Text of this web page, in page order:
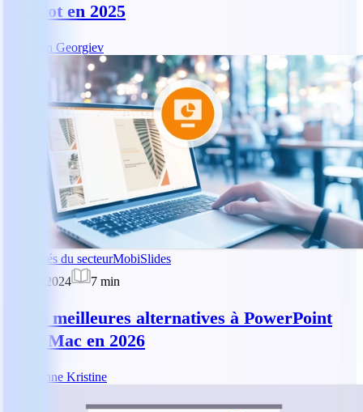
Copilot en 2025
Asen Georgiev
Actualités du secteurMobiSlides
17 juin 2024
7 min
Les 6 meilleures alternatives à PowerPoint
pour Mac en 2026
Dianne Kristine